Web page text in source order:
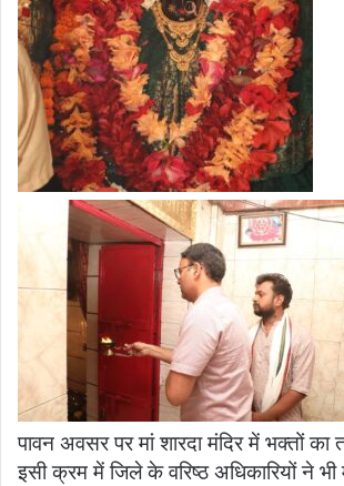
पावन अवसर पर मां शारदा मंदिर में भक्तों का
इसी क्रम में जिले के वरिष्ठ अधिकारियों ने